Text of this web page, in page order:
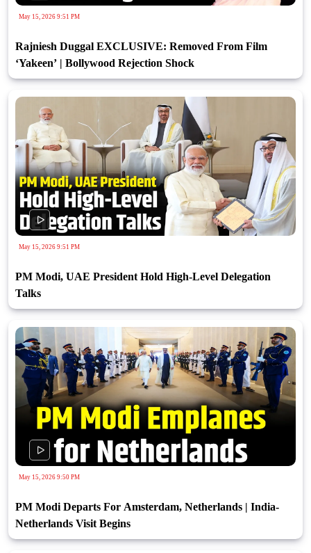
May 15, 2026 9:51 PM
Rajniesh Duggal EXCLUSIVE: Removed From Film
‘Yakeen’ | Bollywood Rejection Shock
May 15, 2026 9:51 PM
PM Modi, UAE President Hold High-Level Delegation
Talks
May 15, 2026 9:50 PM
PM Modi Departs For Amsterdam, Netherlands | India-
Netherlands Visit Begins